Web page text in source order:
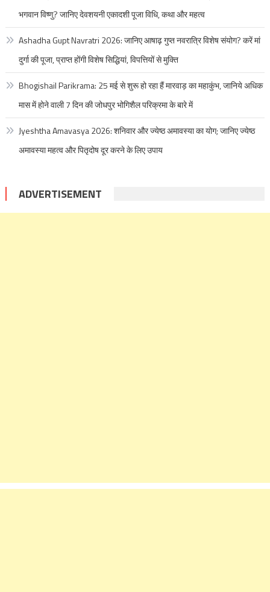
भगवान विष्णु? जानिए देवशयनी एकादशी पूजा विधि, कथा और महत्व
Ashadha Gupt Navratri 2026: जानिए आषाढ़ गुप्त नवरात्रि विशेष संयोग? करें मां
दुर्गा की पूजा, प्राप्त होंगी विशेष सिद्धियां, विपत्तियों से मुक्ति
Bhogishail Parikrama: 25 मई से शुरू हो रहा हैं मारवाड़ का महाकुंभ, जानिये अधिक
मास में होने वाली 7 दिन की जोधपुर भोगिशैल परिक्रमा के बारे में
Jyeshtha Amavasya 2026: शनिवार और ज्येष्ठ अमावस्या का योग; जानिए ज्येष्ठ
अमावस्या महत्व और पितृदोष दूर करने के लिए उपाय
ADVERTISEMENT